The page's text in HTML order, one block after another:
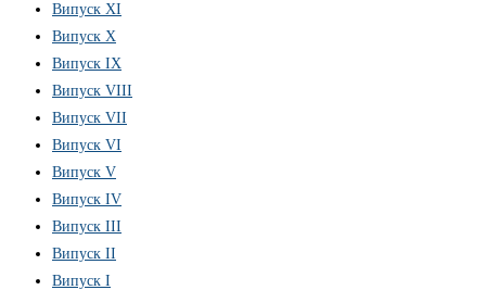
Випуск XI
Випуск X
Випуск IX
Випуск VIII
Випуск VII
Випуск VI
Випуск V
Випуск IV
Випуск III
Випуск II
Випуск I